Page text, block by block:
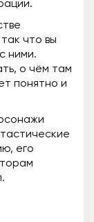
что вы
ними.
о чём там
понятно и
его